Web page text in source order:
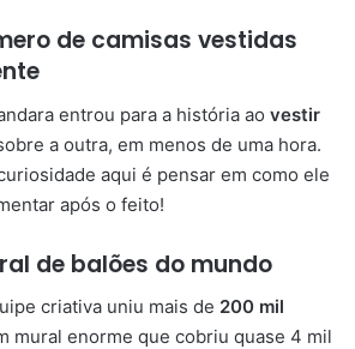
de camisas vestidas
entrou para a história ao vestir
a outra, em menos de uma hora.
aqui é pensar em como ele
após o feito!
de balões do mundo
criativa uniu mais de 200 mil
mural enorme que cobriu quase 4 mil